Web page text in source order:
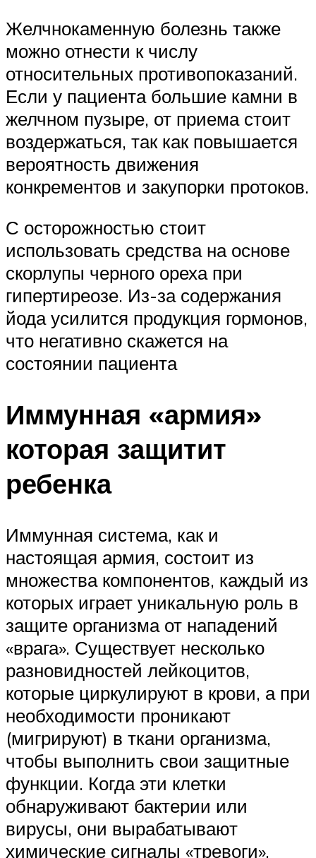
Желчнокаменную болезнь также
можно отнести к числу
относительных противопоказаний.
Если у пациента большие камни в
желчном пузыре, от приема стоит
воздержаться, так как повышается
вероятность движения
конкрементов и закупорки протоков.
С осторожностью стоит
использовать средства на основе
скорлупы черного ореха при
гипертиреозе. Из-за содержания
йода усилится продукция гормонов,
что негативно скажется на
состоянии пациента
Иммунная «армия»
которая защитит
ребенка
Иммунная система, как и
настоящая армия, состоит из
множества компонентов, каждый из
которых играет уникальную роль в
защите организма от нападений
«врага». Существует несколько
разновидностей лейкоцитов,
которые циркулируют в крови, а при
необходимости проникают
(мигрируют) в ткани организма,
чтобы выполнить свои защитные
функции. Когда эти клетки
обнаруживают бактерии или
вирусы, они вырабатывают
химические сигналы «тревоги»,